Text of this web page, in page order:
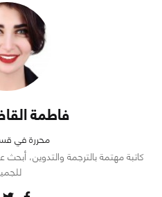
فاطمة
محررة في
كاتبة مهتمة بالترجمة والتدوين،